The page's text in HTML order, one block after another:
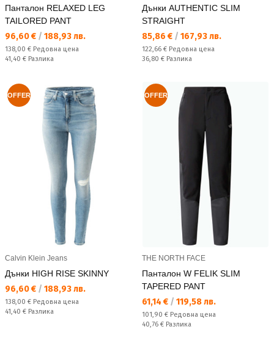
Панталон RELAXED LEG
TAILORED PANT
Текуща цена:
96,60 € / 188,93 лв.
Редовна цена:
138,00 € Редовна цена
Спестявате:
41,40 € Разлика
Дънки AUTHENTIC SLIM
STRAIGHT
Текуща цена:
85,86 € / 167,93 лв.
Редовна цена:
122,66 € Редовна цена
Спестявате:
36,80 € Разлика
OFFER
Calvin Klein Jeans
Дънки HIGH RISE SKINNY
Текуща цена:
96,60 € / 188,93 лв.
Редовна цена:
138,00 € Редовна цена
Спестявате:
41,40 € Разлика
OFFER
THE NORTH FACE
Панталон W FELIK SLIM
TAPERED PANT
Текуща цена:
61,14 € / 119,58 лв.
Редовна цена:
101,90 € Редовна цена
Спестявате:
40,76 € Разлика